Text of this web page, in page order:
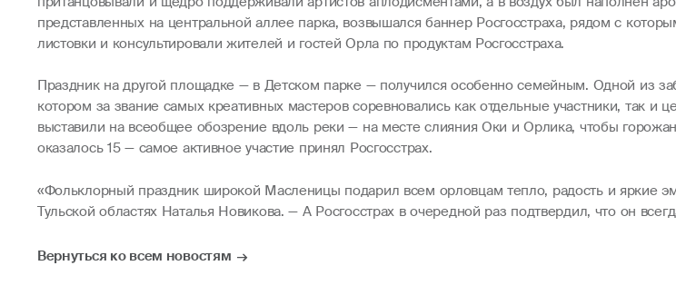
представленных на центральной аллее парка, возвышался баннер Росгосстраха, рядом с
листовки и консультировали жителей и гостей Орла по продуктам Росгосстраха.
Праздник на другой площадке — в Детском парке — получился особенно семейным. Одной из
котором за звание самых креативных мастеров соревновались как отдельные участники, так
выставили на всеобщее обозрение вдоль реки — на месте слияния Оки и Орлика, чтобы
оказалось 15 — самое активное участие принял Росгосстрах.
«Фольклорный праздник широкой Масленицы подарил всем орловцам тепло, радость и яркие
Тульской областях Наталья Новикова. — А Росгосстрах в очередной раз подтвердил, что он
Вернуться ко всем новостям